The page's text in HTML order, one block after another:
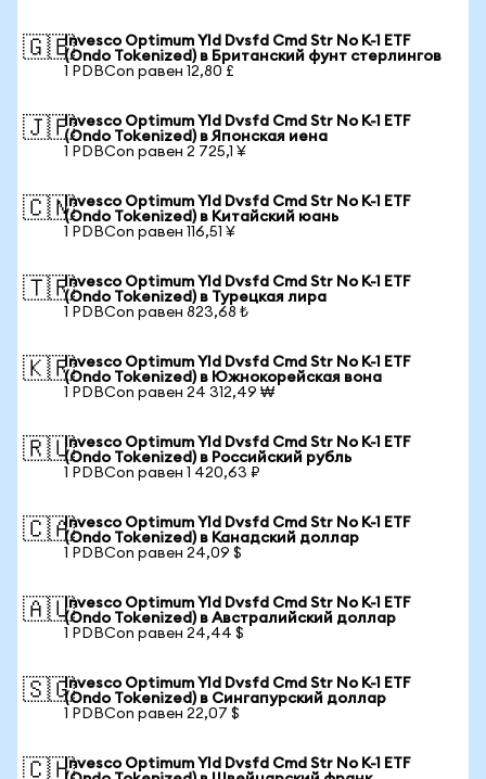
🇬🇧Invesco Optimum Yld Dvsfd Cmd Str No K-1 ETF
(Ondo Tokenized) в Британский фунт стерлингов
1 PDBCon равен 12,80 £
🇯🇵Invesco Optimum Yld Dvsfd Cmd Str No K-1 ETF
(Ondo Tokenized) в Японская иена
1 PDBCon равен 2 725,1 ¥
🇨🇳Invesco Optimum Yld Dvsfd Cmd Str No K-1 ETF
(Ondo Tokenized) в Китайский юань
1 PDBCon равен 116,51 ¥
🇹🇷Invesco Optimum Yld Dvsfd Cmd Str No K-1 ETF
(Ondo Tokenized) в Турецкая лира
1 PDBCon равен 823,68 ₺
🇰🇷Invesco Optimum Yld Dvsfd Cmd Str No K-1 ETF
(Ondo Tokenized) в Южнокорейская вона
1 PDBCon равен 24 312,49 ₩
🇷🇺Invesco Optimum Yld Dvsfd Cmd Str No K-1 ETF
(Ondo Tokenized) в Российский рубль
1 PDBCon равен 1 420,63 ₽
🇨🇦Invesco Optimum Yld Dvsfd Cmd Str No K-1 ETF
(Ondo Tokenized) в Канадский доллар
1 PDBCon равен 24,09 $
🇦🇺Invesco Optimum Yld Dvsfd Cmd Str No K-1 ETF
(Ondo Tokenized) в Австралийский доллар
1 PDBCon равен 24,44 $
🇸🇬Invesco Optimum Yld Dvsfd Cmd Str No K-1 ETF
(Ondo Tokenized) в Сингапурский доллар
1 PDBCon равен 22,07 $
🇨🇭Invesco Optimum Yld Dvsfd Cmd Str No K-1 ETF